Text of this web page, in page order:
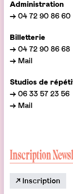
Administration
→ 04 72 90 86 60
Billetterie
→ 04 72 90 86 68
→ Mail
Studios de
→ 06 33 57 23 56
→ Mail
Inscription
↗ Inscription